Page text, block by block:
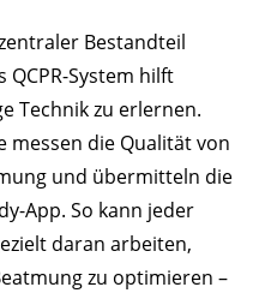
Bestandteil
QCPR-System hilft
Technik zu erlernen.
messen die Qualität von
und übermitteln die
App. So kann jeder
daran arbeiten,
zu optimieren –